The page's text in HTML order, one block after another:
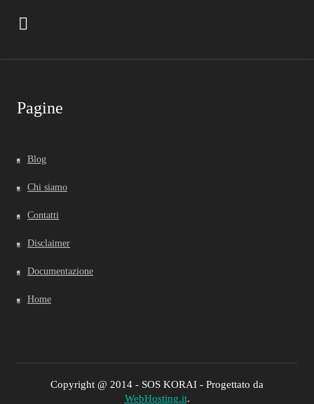
Pagine
Blog
Chi siamo
Contatti
Disclaimer
Documentazione
Home
Copyright @ 2014 - SOS KORAI - Progettato da
WebHosting.it.